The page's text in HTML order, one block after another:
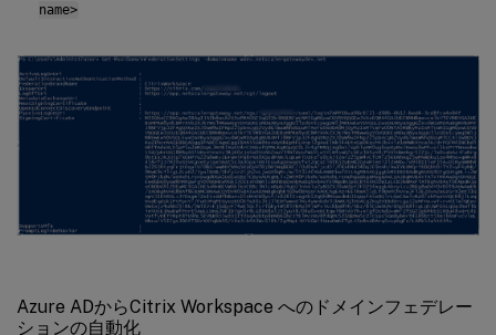
name>
Azure ADからCitrix Workspace へのドメインフェデレー
ションの自動化